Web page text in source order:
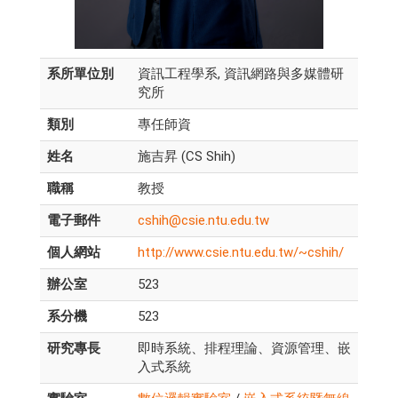
系所單位別
資訊工程學系, 資訊網路與多媒體研
究所
類別
專任師資
姓名
施吉昇 (CS Shih)
職稱
教授
電子郵件
cshih@csie.ntu.edu.tw
個人網站
http://www.csie.ntu.edu.tw/~cshih/
辦公室
523
系分機
523
研究專長
即時系統、排程理論、資源管理、嵌
入式系統